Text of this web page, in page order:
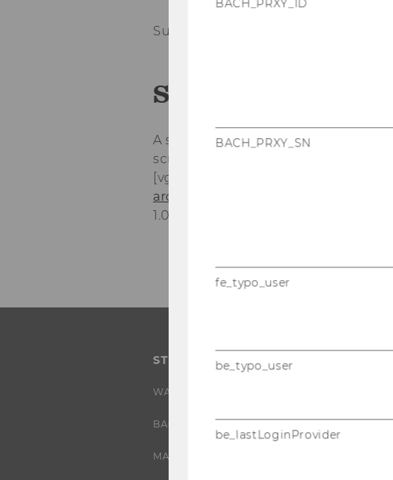
Sup­ply Chain Ma­nage­ment
Short De­scrip­ti­on
A sub­com­po­nent of sup­ply chain
scribing ma­nu­fac­tu­ring plan­ning
[vgl.
academic1.csuo­hio.edu/
arch/ras/88600/88697/88697.html
,
1.0 (23.05.2000), URL]
STUDIUM
WARUM WU?
BACHELOR
MASTER
BACH_PRXY_ID
BACH_PRXY_SN
fe_typo_user
be_typo_user
be_lastLoginProvider